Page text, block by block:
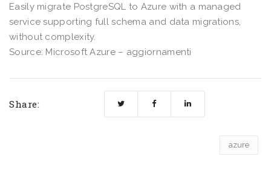
Easily migrate PostgreSQL to Azure with a managed
service supporting full schema and data migrations,
without complexity.
Source: Microsoft Azure – aggiornamenti
Share:
azure